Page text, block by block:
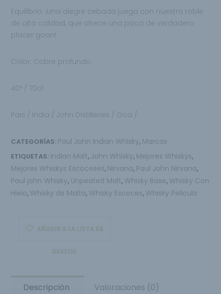
Equilibrio: ¡Una alegre cebada juega con nuestro roble
de alta calidad, que ofrece una pizca de verdadero
placer goan!
Color: Cobre profundo.
40º / 70cl
Pais / India / John Distilleries / Goa /
CATEGORÍAS: Paul John Indian Whisky, Marcas
ETIQUETAS: Indian Malt, John Whisky, Mejores Whiskys,
Mejores Whiskys Escoceses, Nirvana, Paul John Nirvana,
Paul john Whisky, Unpeated Malt, Whisky Base, Whisky Con
Hielo, Whisky de Malta, Whisky Escoces, Whisky Pelicula
AÑADIR A LA LISTA DE
DESEOS
Descripción Valoraciones (0)